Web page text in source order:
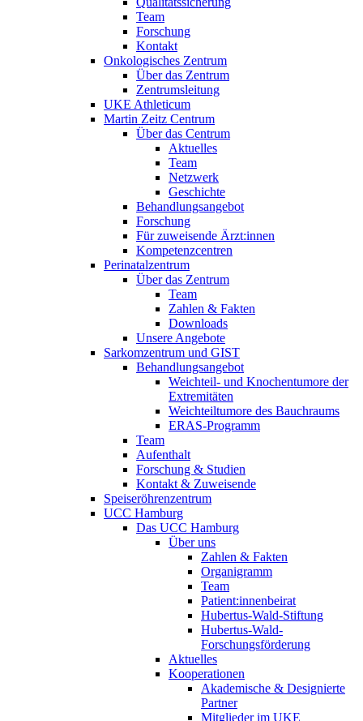
Team
Forschung
Kontakt
Onkologisches Zentrum
Über das Zentrum
Zentrumsleitung
UKE Athleticum
Martin Zeitz Centrum
Über das Centrum
Aktuelles
Team
Netzwerk
Geschichte
Behandlungsangebot
Forschung
Für zuweisende Ärzt:innen
Kompetenzcentren
Perinatalzentrum
Über das Zentrum
Team
Zahlen & Fakten
Downloads
Unsere Angebote
Sarkomzentrum und GIST
Behandlungsangebot
Weichteil- und Knochentumore der
Extremitäten
Weichteiltumore des Bauchraums
ERAS-Programm
Team
Aufenthalt
Forschung & Studien
Kontakt & Zuweisende
Speiseröhrenzentrum
UCC Hamburg
Das UCC Hamburg
Über uns
Zahlen & Fakten
Organigramm
Team
Patient:innenbeirat
Hubertus-Wald-Stiftung
Hubertus-Wald-
Forschungsförderung
Aktuelles
Kooperationen
Akademische & Designierte
Partner
Mitglieder im UKE